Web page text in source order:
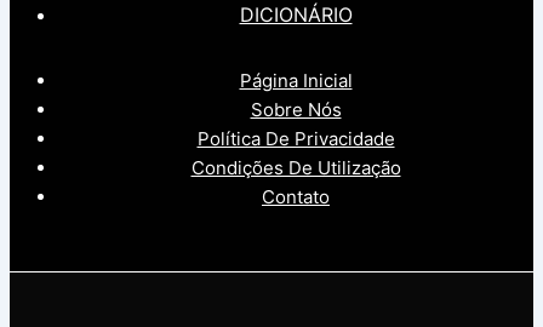
DICIONÁRIO
Página Inicial
Sobre Nós
Política De Privacidade
Condições De Utilização
Contato